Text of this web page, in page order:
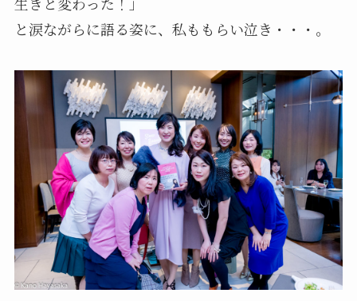
と涙ながらに語る姿に、私ももらい泣き・・・。